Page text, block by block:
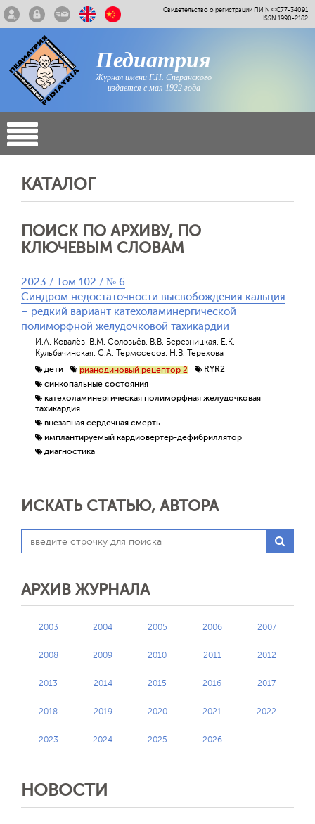
Свидетельство о регистрации ПИ N ФС77-34091
ISSN 1990-2182
Педиатрия
Журнал имени Г.Н. Сперанского
издается с мая 1922 года
КАТАЛОГ
ПОИСК ПО АРХИВУ, ПО
КЛЮЧЕВЫМ СЛОВАМ
2023 / Том 102 / № 6
Синдром недостаточности высвобождения кальция
– редкий вариант катехоламинергической
полиморфной желудочковой тахикардии
И.А. Ковалёв, В.М. Соловьёв, В.В. Березницкая, Е.К.
Кульбачинская, С.А. Термосесов, Н.В. Терехова
дети
рианодиновый рецептор 2
RYR2
синкопальные состояния
катехоламинергическая полиморфная желудочковая
тахикардия
внезапная сердечная смерть
имплантируемый кардиовертер-дефибриллятор
диагностика
ИСКАТЬ СТАТЬЮ, АВТОРА
АРХИВ ЖУРНАЛА
2003 2004 2005 2006 2007
2008 2009 2010 2011 2012
2013 2014 2015 2016 2017
2018 2019 2020 2021 2022
2023 2024 2025 2026
НОВОСТИ